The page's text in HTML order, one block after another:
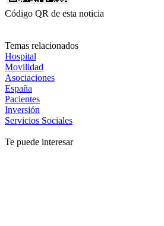
Código QR de esta noticia
Temas relacionados
Hospital
Movilidad
Asociaciones
España
Pacientes
Inversión
Servicios Sociales
Te puede interesar